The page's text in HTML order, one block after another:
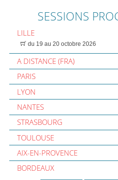
SESSIONS
LILLE
du 19 au 20 octobre 2026
A DISTANCE (FRA)
PARIS
LYON
NANTES
STRASBOURG
TOULOUSE
AIX-EN-PROVENCE
BORDEAUX